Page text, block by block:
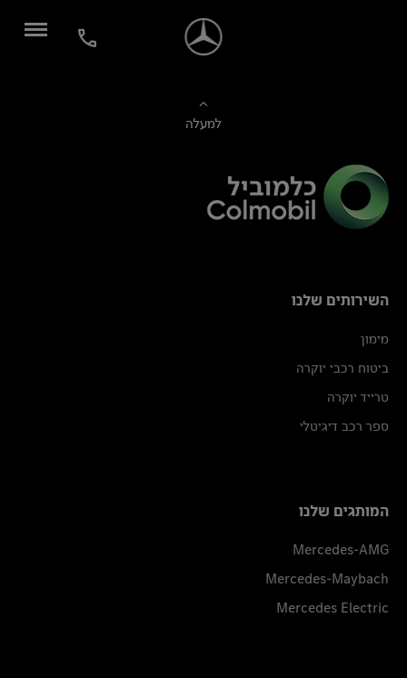
למעלה
השירותים שלנו
מימון
ביטוח רכבי יוקרה
טרייד יוקרה
ספר רכב דיגיטלי
המותגים שלנו
Mercedes-AMG
Mercedes-Maybach
Mercedes Electric